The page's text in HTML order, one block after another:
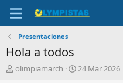
Presentaciones
Hola a todos
Iolimpiamarch
F
24 Mar 2026